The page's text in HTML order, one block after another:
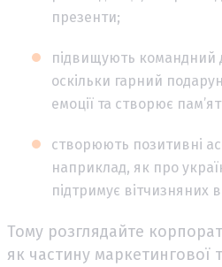
презенти;
підвищують командний
оскільки гарний
емоції та створює
створюють позитивні
наприклад, як про
підтримує вітчизняних
Тому розглядайте
як частину маркетингової